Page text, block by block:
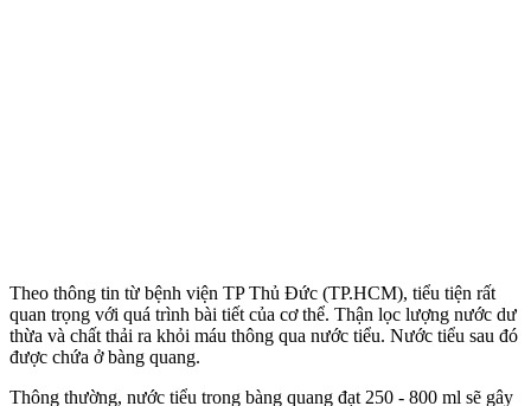
Theo thông tin từ bệnh viện TP Thủ Đức (TP.HCM), tiểu tiện rất
quan trọng với quá trình bài tiết của c‌ơ th‌ể. Thận lọc lượng nước dư
thừa và chất thải ra khỏi máu thông qua nước tiểu. Nước tiểu sau đó
được chứa ở bàng quang.
Thông thường, nước tiểu trong bàng quang đạt 250 - 800 ml sẽ gây